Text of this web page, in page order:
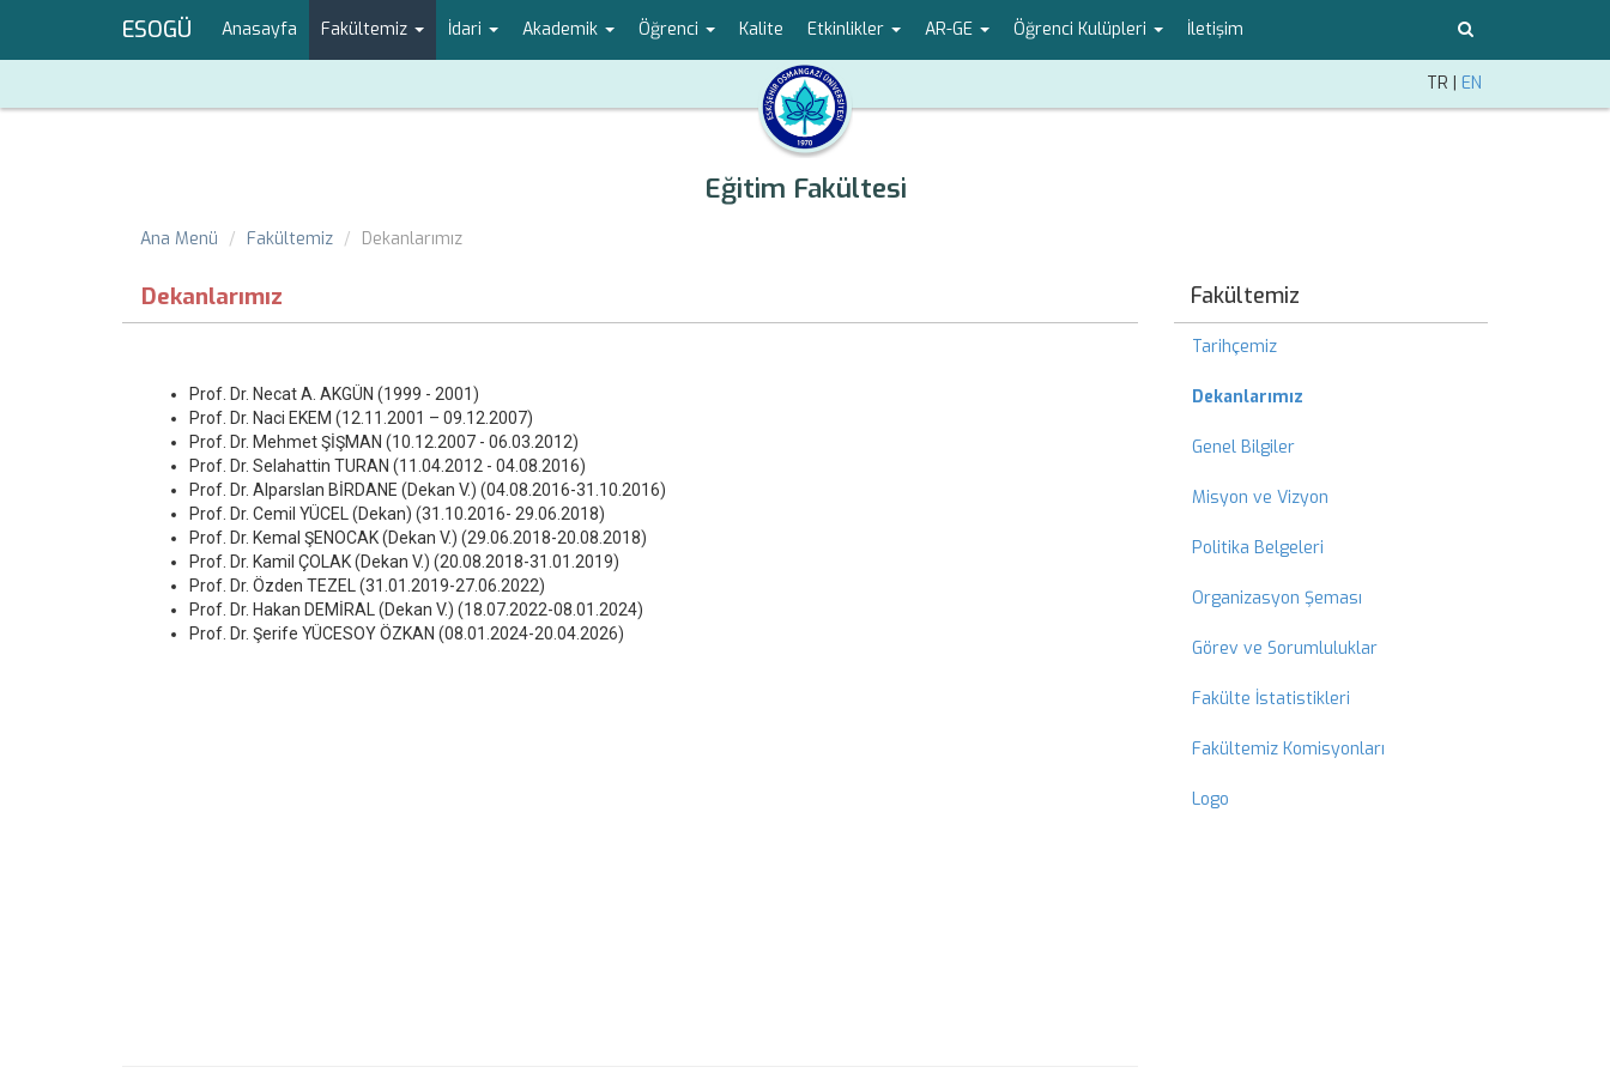
ESOGÜ Anasayfa Fakültemiz İdari Akademik Öğrenci Kalite Etkinlikler AR-GE Öğrenci Kulüpleri İletişim
TR | EN
Eğitim Fakültesi
Ana Menü Fakültemiz Dekanlarımız
Dekanlarımız
Prof. Dr. Necat A. AKGÜN (1999 - 2001)
Prof. Dr. Naci EKEM (12.11.2001 – 09.12.2007)
Prof. Dr. Mehmet ŞİŞMAN (10.12.2007 - 06.03.2012)
Prof. Dr. Selahattin TURAN (11.04.2012 - 04.08.2016)
Prof. Dr. Alparslan BİRDANE (Dekan V.) (04.08.2016-31.10.2016)
Prof. Dr. Cemil YÜCEL (Dekan) (31.10.2016- 29.06.2018)
Prof. Dr. Kemal ŞENOCAK (Dekan V.) (29.06.2018-20.08.2018)
Prof. Dr. Kamil ÇOLAK (Dekan V.) (20.08.2018-31.01.2019)
Prof. Dr. Özden TEZEL (31.01.2019-27.06.2022)
Prof. Dr. Hakan DEMİRAL (Dekan V.) (18.07.2022-08.01.2024)
Prof. Dr. Şerife YÜCESOY ÖZKAN (08.01.2024-20.04.2026)
Fakültemiz
Tarihçemiz
Dekanlarımız
Genel Bilgiler
Misyon ve Vizyon
Politika Belgeleri
Organizasyon Şeması
Görev ve Sorumluluklar
Fakülte İstatistikleri
Fakültemiz Komisyonları
Logo